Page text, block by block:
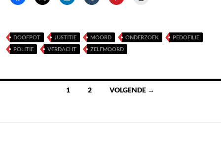
DOOFPOT JUSTITIE MOORD ONDERZOEK
PEDOFILIE
POLITIE
VERDACHT ZELFMOORD
1 2 VOLGENDE →